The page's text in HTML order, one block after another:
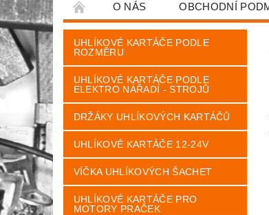
O NÁS OBCHODNÍ
UHLÍKOVÉ KARTÁČE PODLE
ROZMĚRU
UHLÍKOVÉ KARTÁČE PODLE
ELEKTRO NÁŘADÍ - STROJŮ
DRŽÁKY UHLÍKOVÝCH KARTÁČŮ
UHLÍKOVÉ KARTÁČE 12-24V
VÍČKA UHLÍKOVÝCH ŠACHET
UHLÍKOVÉ KARTÁČE PRO
MOTORY PRAČEK